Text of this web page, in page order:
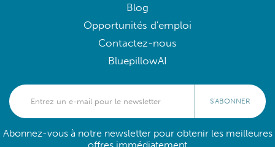
Blog
Opportunités d'emploi
Contactez-nous
BluepillowAI
S'ABONNER
Abonnez-vous à notre newsletter pour obtenir les meilleures
offres immédiatement